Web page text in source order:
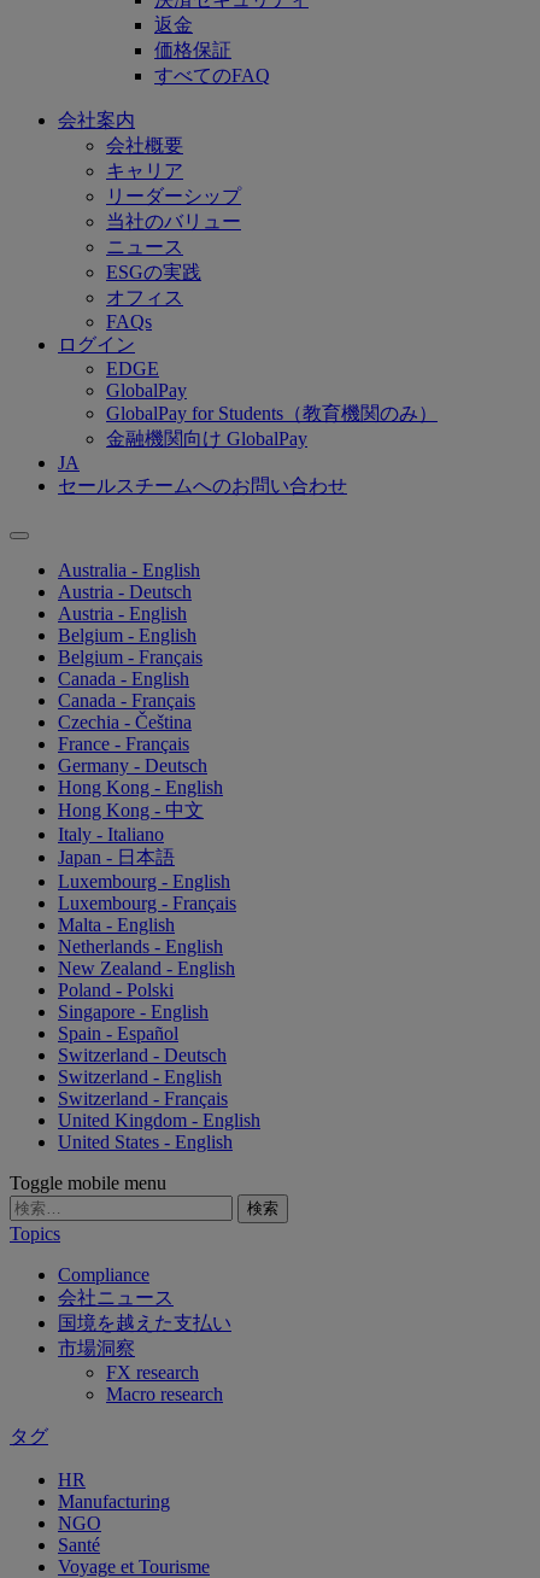
返金
価格保証
すべてのFAQ
会社案内
会社概要
キャリア
リーダーシップ
当社のバリュー
ニュース
ESGの実践
オフィス
FAQs
ログイン
EDGE
GlobalPay
GlobalPay for Students（教育機関のみ）
金融機関向け GlobalPay
JA
セールスチームへのお問い合わせ
Australia - English
Austria - Deutsch
Austria - English
Belgium - English
Belgium - Français
Canada - English
Canada - Français
Czechia - Čeština
France - Français
Germany - Deutsch
Hong Kong - English
Hong Kong - 中文
Italy - Italiano
Japan - 日本語
Luxembourg - English
Luxembourg - Français
Malta - English
Netherlands - English
New Zealand - English
Poland - Polski
Singapore - English
Spain - Español
Switzerland - Deutsch
Switzerland - English
Switzerland - Français
United Kingdom - English
United States - English
Toggle mobile menu
検
索:
Topics
Compliance
会社ニュース
国境を越えた支払い
市場洞察
FX research
Macro research
タグ
HR
Manufacturing
NGO
Santé
Voyage et Tourisme